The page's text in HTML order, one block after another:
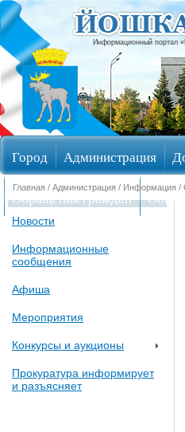
Информационный портал
Город Администрация
Обращения граждан
Главная / Администрация / Информация /
Новости
Информационные
сообщения
Афиша
Мероприятия
Конкурсы и аукционы
Прокуратура информирует
и разъясняет